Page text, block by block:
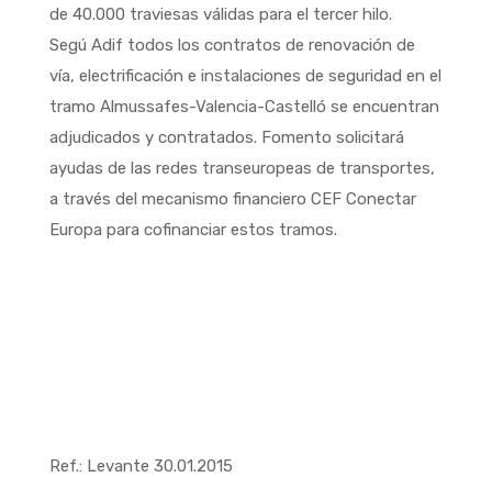
de 40.000 traviesas válidas para el tercer hilo.
Segú Adif todos los contratos de renovación de
vía, electrificación e instalaciones de seguridad en el
tramo Almussafes-Valencia-Castelló se encuentran
adjudicados y contratados. Fomento solicitará
ayudas de las redes transeuropeas de transportes,
a través del mecanismo financiero CEF Conectar
Europa para cofinanciar estos tramos.
Ref.: Levante 30.01.2015